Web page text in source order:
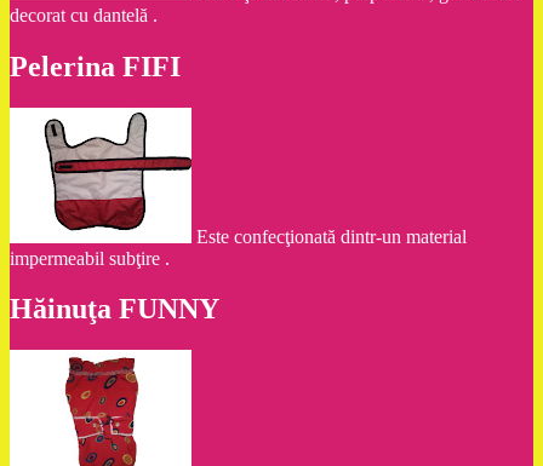
decorat cu dantelă .
Pelerina FIFI
Este confecţionată dintr-un material
impermeabil subţire .
Hăinuţa FUNNY